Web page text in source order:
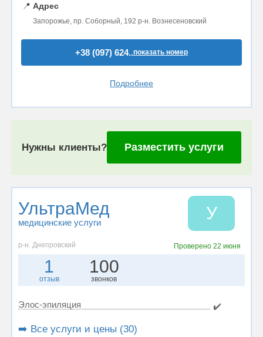
📍 Адрес
Запорожье, пр. Соборный, 192 р-н. Вознесеновский
+38 (097) 624..показать номер
Подробнее
Нужны клиенты? Разместить услуги
УльтраМед
медицинские услуги У
р-н. Днепровский Проверено 22 июня
1
отзыв
100
звонков
Элос-эпиляция ✔️
➡️ Все услуги и цены (30)